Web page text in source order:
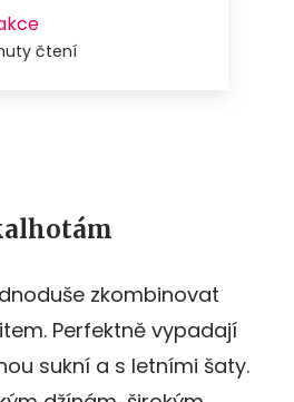
zkombinovat
Perfektně vypadají
sukní a s letními šaty.